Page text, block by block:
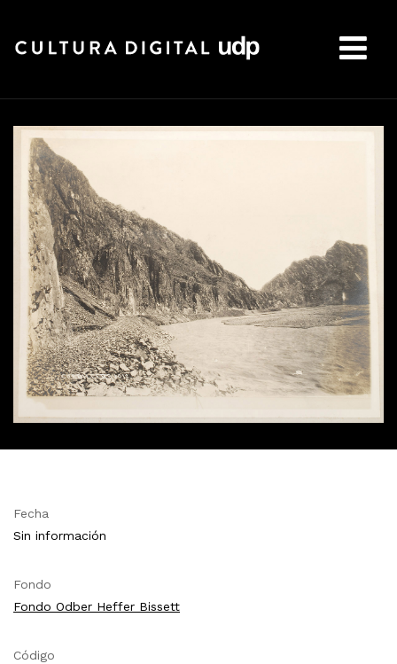
Fecha
Sin información
Fondo
Fondo Odber Heffer Bissett
Código